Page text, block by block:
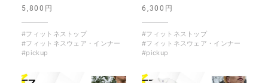
5,800円
#フィットネストップ
#フィットネスウェア・インナー
#pickup
6,300円
#フィットネストップ
#フィットネスウェア・インナー
#pickup